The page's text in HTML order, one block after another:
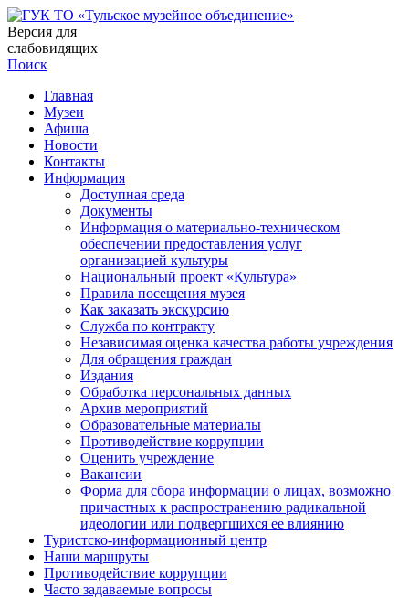
Версия для
слабовидящих
Поиск
Главная
Музеи
Афиша
Новости
Контакты
Информация
Доступная среда
Документы
Информация о материально-техническом
обеспечении предоставления услуг
организацией культуры
Национальный проект «Культура»
Правила посещения музея
Как заказать экскурсию
Служба по контракту
Независимая оценка качества работы учреждения
Для обращения граждан
Издания
Обработка персональных данных
Архив мероприятий
Образовательные материалы
Противодействие коррупции
Оценить учреждение
Вакансии
Форма для сбора информации о лицах, возможно
причастных к распространению радикальной
идеологии или подвергшихся ее влиянию
Туристско-информационный центр
Наши маршруты
Противодействие коррупции
Часто задаваемые вопросы